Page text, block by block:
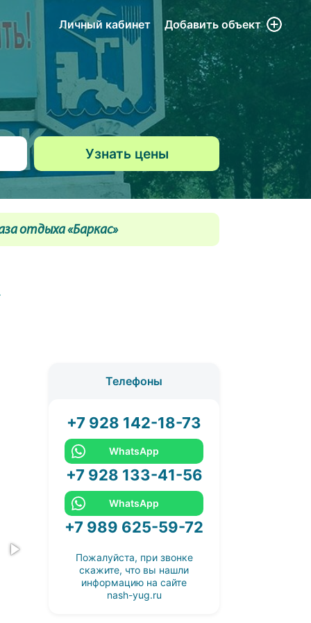
Личный кабинет Добавить объект
отдыха «Баркас»
Телефоны
+7 928 142-18-73
WhatsApp
+7 928 133-41-56
WhatsApp
+7 989 625-59-72
Пожалуйста, при звонке
скажите, что вы нашли
информацию на сайте
nash-yug.ru